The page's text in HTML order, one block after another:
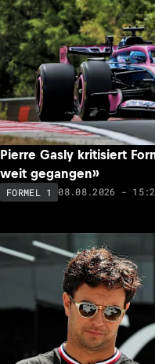
Pierre Gasly kritisiert
weit gegangen»
FORMEL 1 08.08.2026 -